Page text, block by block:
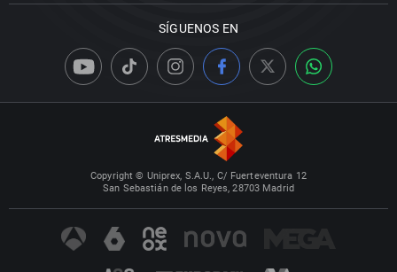
SÍGUENOS EN
Copyright © Uniprex, S.A.U., C/ Fuerteventura 12
San Sebastián de los Reyes, 28703 Madrid